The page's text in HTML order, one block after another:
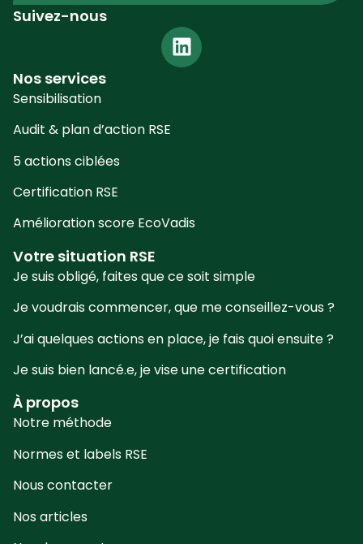
Suivez-nous
Nos services
Sensibilisation
Audit & plan d’action RSE
5 actions ciblées
Certification RSE
Amélioration score EcoVadis
Votre situation RSE
Je suis obligé, faites que ce soit simple
Je voudrais commencer, que me conseillez-vous ?
J’ai quelques actions en place, je fais quoi ensuite ?
Je suis bien lancé.e, je vise une certification
À propos
Notre méthode
Normes et labels RSE
Nous contacter
Nos articles